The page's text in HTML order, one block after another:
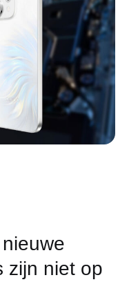
zijn niet op